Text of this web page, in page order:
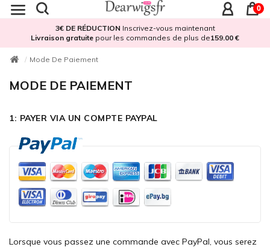
0
3€ DE RÉDUCTION Inscrivez-vous maintenant
Livraison gratuite pour les commandes de plus de159.00 €
Mode De Paiement
MODE DE PAIEMENT
1: PAYER VIA UN COMPTE PAYPAL
Lorsque vous passez une commande avec PayPal, vous serez